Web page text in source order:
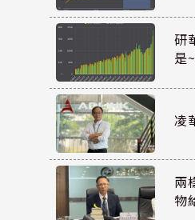
研
是
凌
兩
物